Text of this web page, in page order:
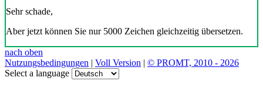
Sehr schade,
Aber jetzt können Sie nur 5000 Zeichen gleichzeitig übersetzen.
nach oben
Nutzungsbedingungen | Voll Version | © PROMT, 2010 - 2026
Select a language